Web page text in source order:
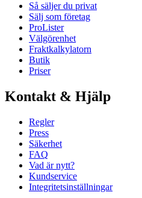
Så säljer du privat
Sälj som företag
ProLister
Välgörenhet
Fraktkalkylatorn
Butik
Priser
Kontakt & Hjälp
Regler
Press
Säkerhet
FAQ
Vad är nytt?
Kundservice
Integritetsinställningar